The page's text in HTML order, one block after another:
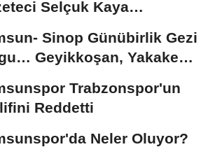
Selçuk Kaya
Sinop Günübirlik Gezi
Geyikkoşan, Yakakent,
Trabzonspor'un
Reddetti
Neler Oluyor?